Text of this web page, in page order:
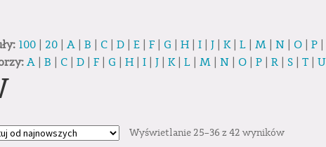
100| 20| A| B | C| D| E| F| G | H| I| J| K| L| M| N| O| P|
A| B | C| D| F| G | H| I| J| K| L| M| N| O| P| R| S| T| U
Wyświetlanie 25–36 z 42 wyników